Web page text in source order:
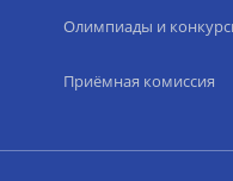
Олимпиады и
Приёмная комиссия